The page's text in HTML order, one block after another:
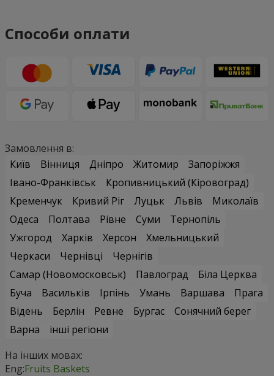
Способи оплати
Замовлення в:
Київ
Вінниця Дніпро Житомир
Запоріжжя
Івано-Франківськ
Кропивницький (Кіровоград)
Кременчук
Кривий Ріг Луцьк Львів
Миколаїв
Одеса
Полтава Рівне Суми
Тернопіль
Ужгород
Харків Херсон
Хмельницький
Черкаси
Чернівці
Чернігів
Самар (Новомосковськ)
Павлоград
Біла Церква
Буча
Васильків Ірпінь Умань Варшава
Прага
Відень
Берлін Ревне Бургас
Сонячний берег
Варна
інші регіони
На інших мовах:
Eng:Fruits Baskets